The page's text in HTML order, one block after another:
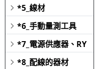
*5_線材
*6_手動量測工具
*7_電源供應器、RY
*8_配線的器材